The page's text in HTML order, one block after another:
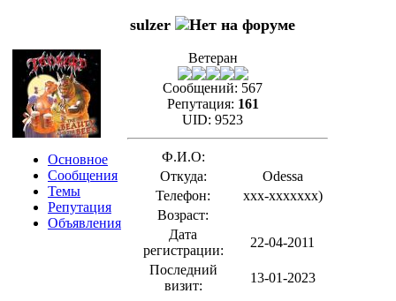
Основное
Сообщения
Темы
Репутация
Объявления
sulzer
Ветеран
Сообщений: 567
Репутация: 161
UID: 9523
Ф.И.О:
Откуда:
Odessa
Телефон:
xxx-xxxxxxx)
Возраст:
Дата
регистрации:
22-04-2011
Последний
визит:
13-01-2023